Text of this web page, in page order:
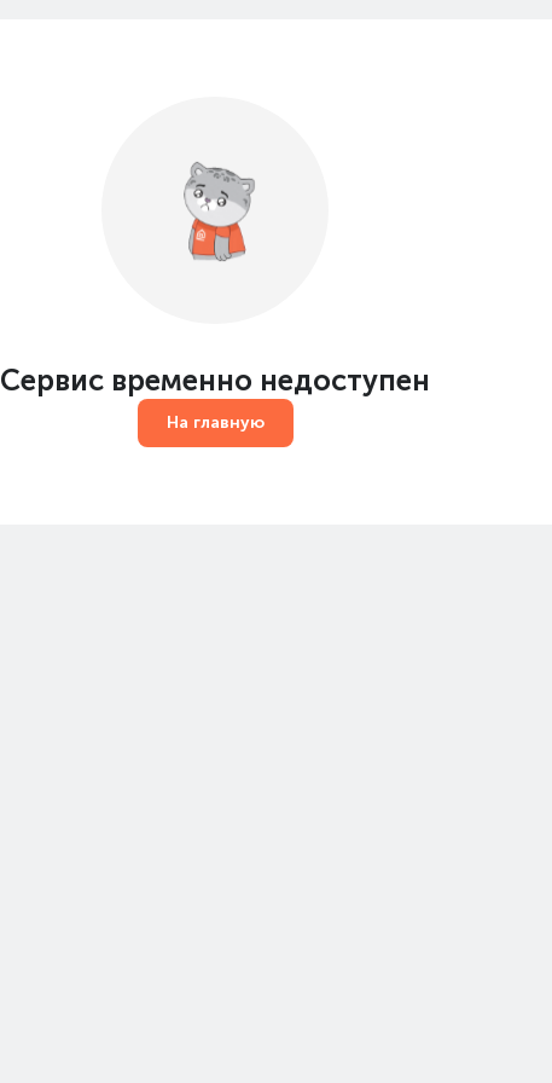
Сервис временно недоступен
На главную